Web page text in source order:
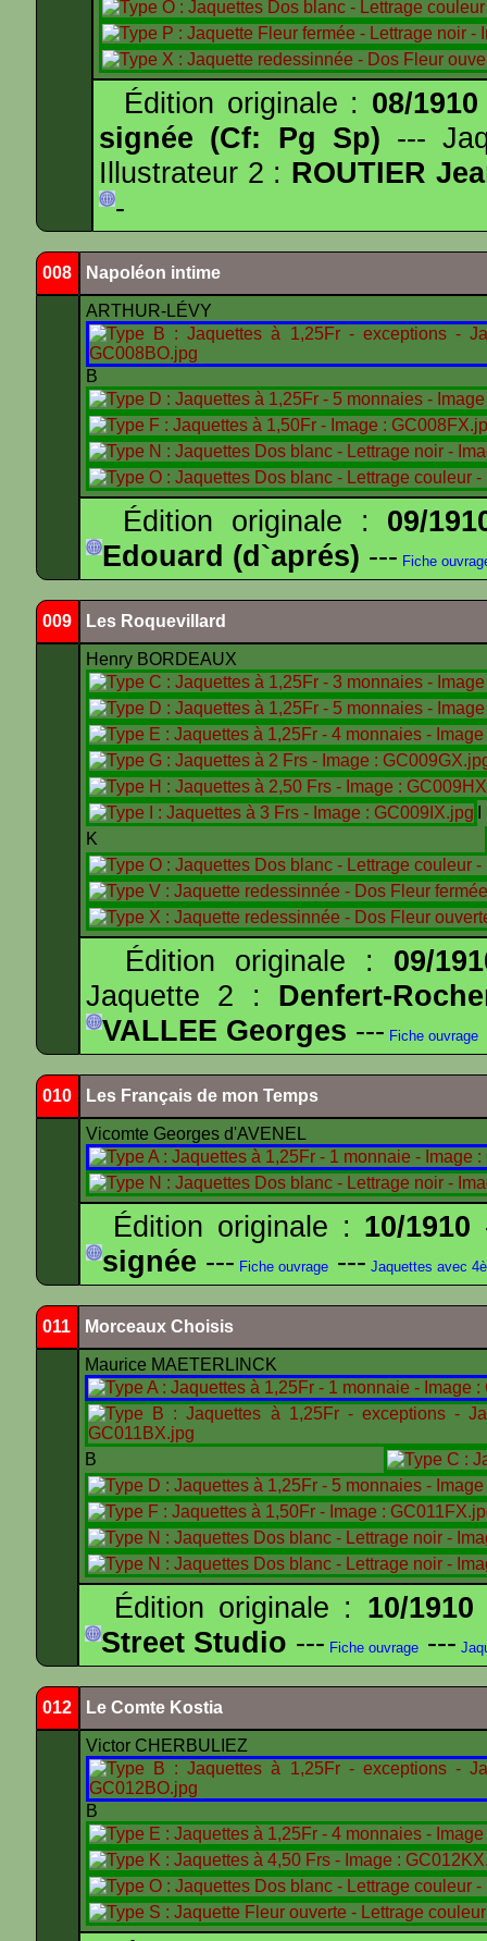
Édition originale : 08/1910
signée (Cf: Pg Sp) ---
Illustrateur 2 : ROUTIER
-
008 Napoléon intime
ARTHUR-LÉVY
B
Édition originale : 09/
Edouard (d`aprés) --- Fiche
009 Les Roquevillard
Henry BORDEAUX
K
Édition originale : 09/
Jaquette 2 : Denfert-
VALLEE Georges --- Fiche ouvrage
010 Les Français de mon Temps
Vicomte Georges d'AVENEL
Édition originale : 10/1910
signée --- Fiche ouvrage --- Jaquettes avec
011 Morceaux Choisis
Maurice MAETERLINCK
B
Édition originale : 10/1910
Street Studio --- Fiche ouvrage ---
012 Le Comte Kostia
Victor CHERBULIEZ
B